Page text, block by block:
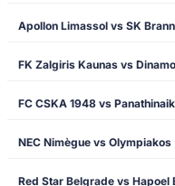
Apollon Limassol vs SK Brann
FK Zalgiris Kaunas vs
FC CSKA 1948 vs
NEC Nimègue vs Olympiakos